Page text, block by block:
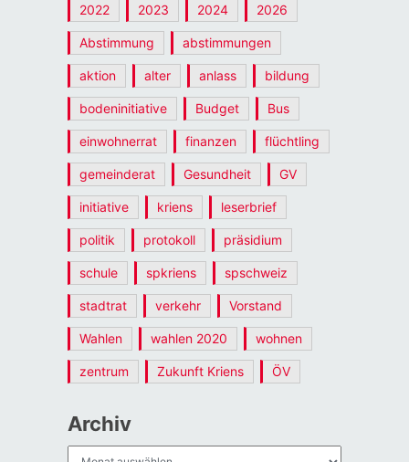
2022 2023 2024 2026
Abstimmung abstimmungen
aktion alter anlass bildung
bodeninitiative Budget Bus
einwohnerrat finanzen flüchtling
gemeinderat Gesundheit GV
initiative kriens leserbrief
politik protokoll präsidium
schule spkriens spschweiz
stadtrat verkehr Vorstand
Wahlen wahlen 2020 wohnen
zentrum Zukunft Kriens ÖV
Archiv